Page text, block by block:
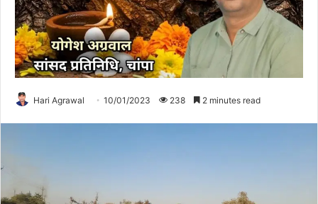
Hari Agrawal 10/01/2023 238 2 minutes read